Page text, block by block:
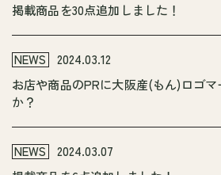
掲載商品を30点追加しました！
NEWS
2024.03.12
お店や商品のPRに大阪産(もん)ロゴ
か？
NEWS
2024.03.07